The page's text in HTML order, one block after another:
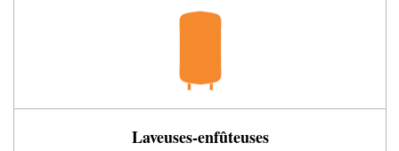
Laveuses-enfûteuses